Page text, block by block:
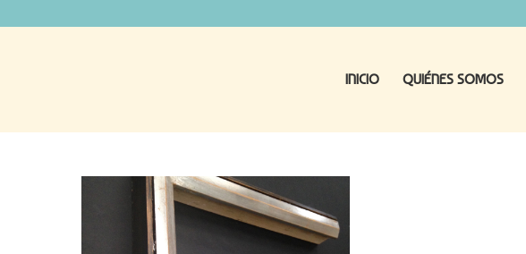
INICIO QUIÉNES SOMOS